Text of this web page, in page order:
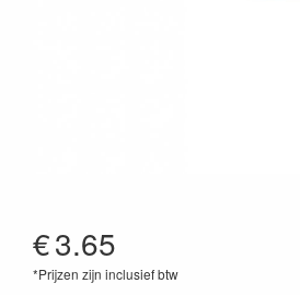
€3.65
*Prijzen zijn inclusief btw